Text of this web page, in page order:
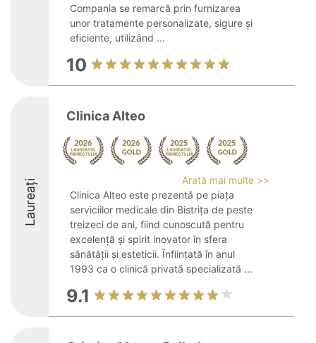
Compania se remarcă prin furnizarea
unor tratamente personalizate, sigure și
eficiente, utilizând ...
10
Laureați
Clinica Alteo
Arată mai multe >>
Clinica Alteo este prezentă pe piața
serviciilor medicale din Bistrița de peste
treizeci de ani, fiind cunoscută pentru
excelență și spirit inovator în sfera
sănătății și esteticii. Înființată în anul
1993 ca o clinică privată specializată ...
9.1